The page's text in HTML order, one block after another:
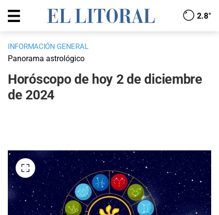
2.8°
INFORMACIÓN GENERAL
Panorama astrológico
Horóscopo de hoy 2 de diciembre
de 2024